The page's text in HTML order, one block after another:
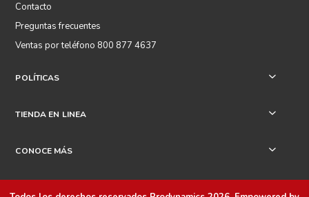
Contacto
Preguntas frecuentes
Ventas por teléfono 800 877 4637
POLÍTICAS +
TIENDA EN LINEA +
CONOCE MÁS +